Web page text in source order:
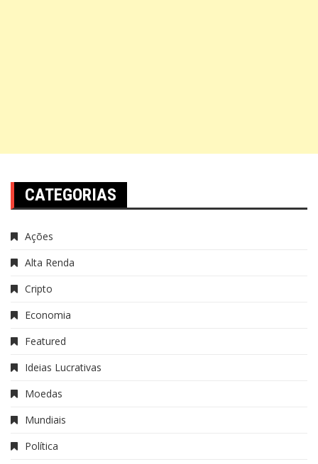
CATEGORIAS
Ações
Alta Renda
Cripto
Economia
Featured
Ideias Lucrativas
Moedas
Mundiais
Política